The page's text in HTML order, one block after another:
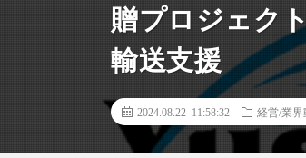
贈プロジェク
輸送支援
2024.08.22 11:58:32 経営/業界